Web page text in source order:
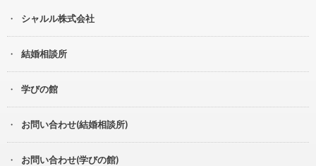
シャルル株式会社
結婚相談所
学びの館
お問い合わせ(結婚相談所)
お問い合わせ(学びの館)